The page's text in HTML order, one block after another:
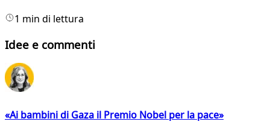
1 min di lettura
Idee e commenti
«Ai bambini di Gaza il Premio Nobel per la pace»